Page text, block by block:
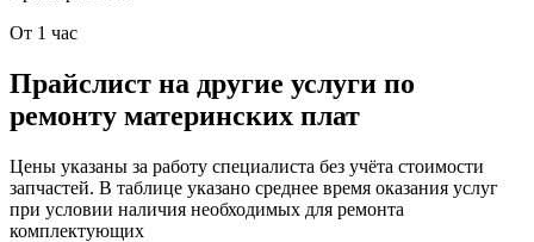
От 1 час
Прайслист на другие услуги по
ремонту материнских плат
Цены указаны за работу специалиста без учёта стоимости
запчастей. В таблице указано среднее время оказания услуг
при условии наличия необходимых для ремонта
комплектующих